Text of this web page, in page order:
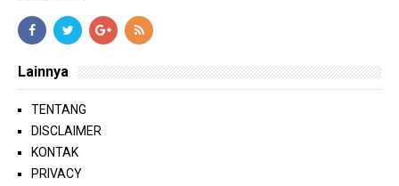
Lainnya
TENTANG
DISCLAIMER
KONTAK
PRIVACY